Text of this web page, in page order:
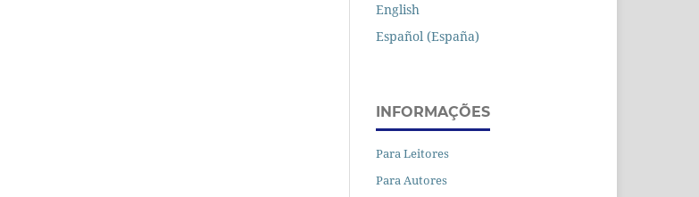
English
Español (España)
INFORMAÇÕES
Para Leitores
Para Autores